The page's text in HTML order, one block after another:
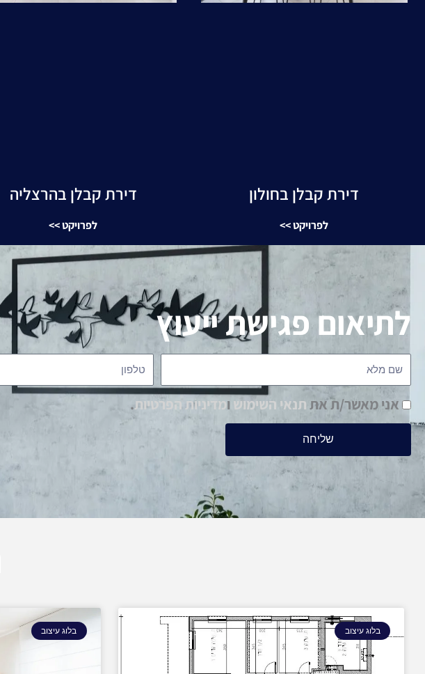
דירת קבלן בחולון
לפרויקט >>
דירת קבלן בהרצליה
לפרויקט >>
לתיאום פגישת ייעוץ
ש
ם
ל
פ
אני מאשר/ת אתתנאי השימוש ומדיניות הפרטיות.
שליחה
בלוג עיצוב בלוג עיצוב